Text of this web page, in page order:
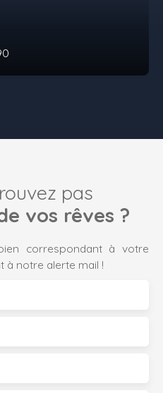
pas
vos rêves ?
correspondant à votre
à notre alerte mail !